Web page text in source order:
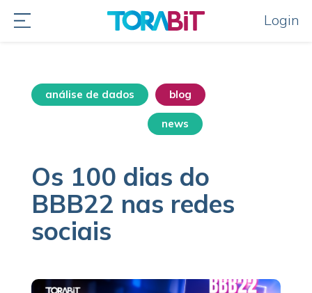
Login
análise de dados blog
news
Os 100 dias do
BBB22 nas redes
sociais